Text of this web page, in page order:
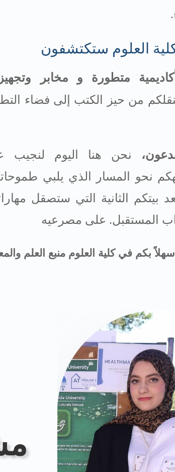
.
العلوم ستكتشفون
متطورة و مخابر
من حيز الكتب إلى فضاء
نحن هنا اليوم لنجيب
نحو المسار الذي يلبي
بيتكم الثانية التي ستصقل
المستقبل. على مصرعيه
بكم في كلية العلوم منبع العلم